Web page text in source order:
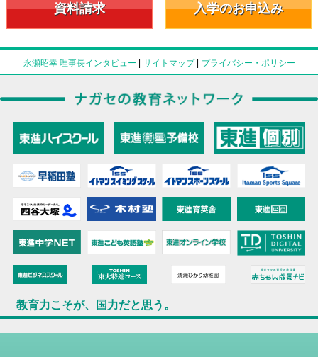
資料請求 入学のお申込み
永瀬昭幸 理事長インタビュー | サイトマップ| プライバシー・ポリシー
教育力こそが、国力だと思う。